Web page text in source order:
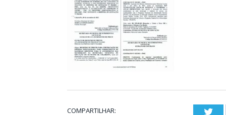
COMPARTILHAR: